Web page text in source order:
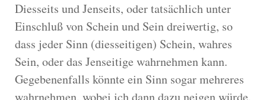
Diesseits und Jenseits, oder tatsächlich unter
Einschluß von Schein und Sein dreiwertig, so
dass jeder Sinn (diesseitigen) Schein, wahres
Sein, oder das Jenseitige wahrnehmen kann.
Gegebenenfalls könnte ein Sinn sogar mehreres